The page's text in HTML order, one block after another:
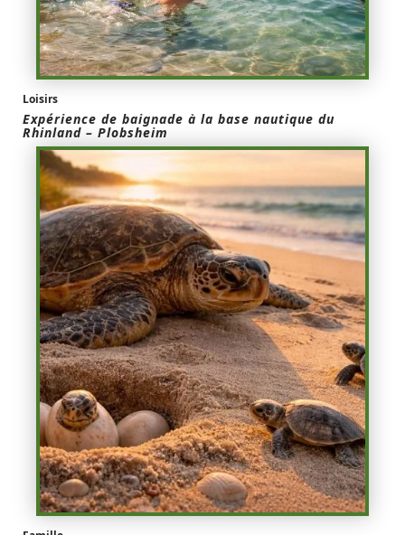
Loisirs
Expérience de baignade à la base nautique du
Rhinland – Plobsheim